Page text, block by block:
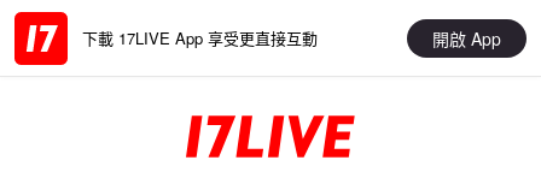
下載 17LIVE App 享受更直接互動 開啟 App